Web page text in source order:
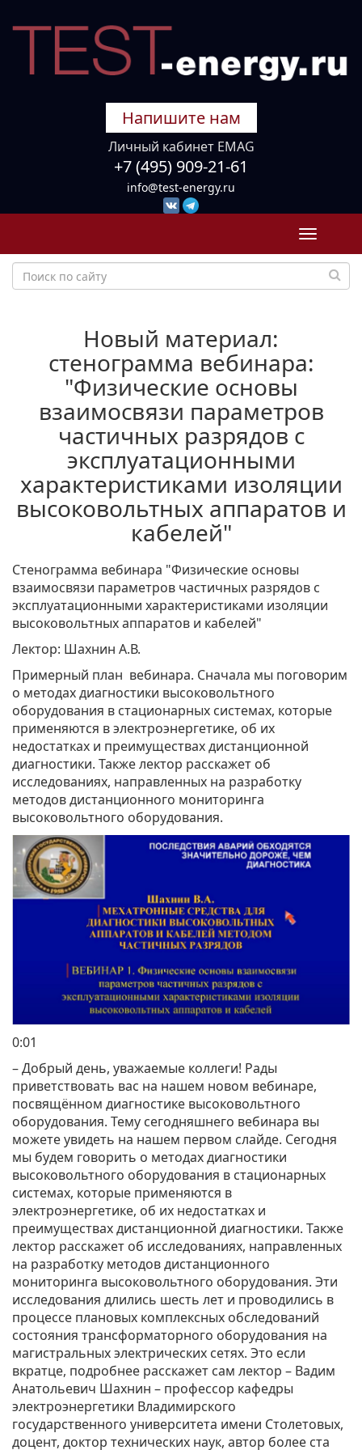
Напишите нам
Личный кабинет EMAG
+7 (495) 909-21-61
info@test-energy.ru
Toggle
Новый материал:
стенограмма вебинара:
"Физические основы
взаимосвязи параметров
частичных разрядов с
эксплуатационными
характеристиками изоляции
высоковольтных аппаратов и
кабелей"
Стенограмма вебинара "Физические основы
взаимосвязи параметров частичных разрядов с
эксплуатационными характеристиками изоляции
высоковольтных аппаратов и кабелей"
Лектор: Шахнин А.В.
Примерный план вебинара. Сначала мы поговорим
о методах диагностики высоковольтного
оборудования в стационарных системах, которые
применяются в электроэнергетике, об их
недостатках и преимуществах дистанционной
диагностики. Также лектор расскажет об
исследованиях, направленных на разработку
методов дистанционного мониторинга
высоковольтного оборудования.
0:01
– Добрый день, уважаемые коллеги! Рады
приветствовать вас на нашем новом вебинаре,
посвящённом диагностике высоковольтного
оборудования. Тему сегодняшнего вебинара вы
можете увидеть на нашем первом слайде. Сегодня
мы будем говорить о методах диагностики
высоковольтного оборудования в стационарных
системах, которые применяются в
электроэнергетике, об их недостатках и
преимуществах дистанционной диагностики. Также
лектор расскажет об исследованиях, направленных
на разработку методов дистанционного
мониторинга высоковольтного оборудования. Эти
исследования длились шесть лет и проводились в
процессе плановых комплексных обследований
состояния трансформаторного оборудования на
магистральных электрических сетях. Это если
вкратце, подробнее расскажет сам лектор – Вадим
Анатольевич Шахнин – профессор кафедры
электроэнергетики Владимирского
государственного университета имени Столетовых,
доцент, доктор технических наук, автор более ста